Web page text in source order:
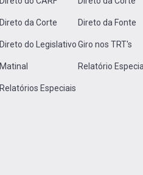
Direto da Corte
Direto do Legislativo
Matinal
Relatórios Especiais
Direto da Fonte
Giro nos TRT's
Relatório Especial